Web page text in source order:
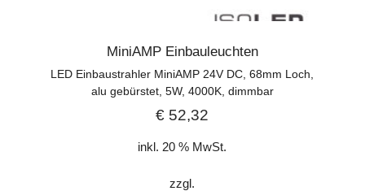
MiniAMP Einbauleuchten
LED Einbaustrahler MiniAMP 24V DC, 68mm Loch,
alu gebürstet, 5W, 4000K, dimmbar
€ 52,32
inkl. 20 % MwSt.
zzgl.